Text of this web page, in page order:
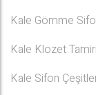
Kale Gömme
Kale Klozet
Kale Sifon